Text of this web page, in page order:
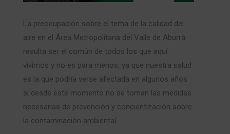
La preocupación sobre el tema de la calidad del
aire en el Área Metropolitana del Valle de Aburrá
resulta ser el común de todos los que aquí
vivimos y no es para menos, ya que nuestra salud
es la que podría verse afectada en algunos años
si desde este momento no se toman las medidas
necesarias de prevención y concientización sobre
la contaminación ambiental.